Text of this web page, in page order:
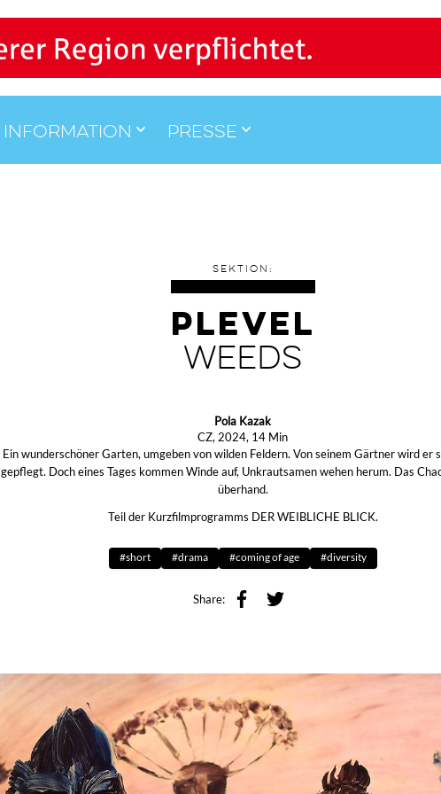
Information Presse
SEKTION:
Plevel
WEEDS
Pola Kazak
CZ, 2024, 14 Min
Ein wunderschöner Garten, umgeben von wilden Feldern. Von seinem Gärtner wird er
gepflegt. Doch eines Tages kommen Winde auf, Unkrautsamen wehen herum. Das
überhand.
Teil der Kurzfilmprogramms DER WEIBLICHE BLICK.
#short #drama #coming of age #diversity
Share: